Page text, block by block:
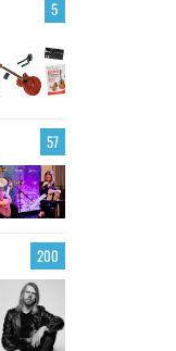
5
57
200